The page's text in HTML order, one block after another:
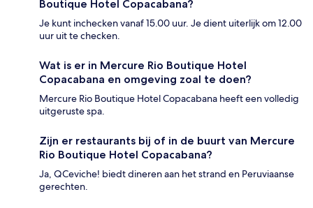
Boutique Hotel Copacabana?
Je kunt inchecken vanaf 15.00 uur. Je dient uiterlijk om 12.00
uur uit te checken.
Wat is er in Mercure Rio Boutique Hotel
Copacabana en omgeving zoal te doen?
Mercure Rio Boutique Hotel Copacabana heeft een volledig
uitgeruste spa.
Zijn er restaurants bij of in de buurt van Mercure
Rio Boutique Hotel Copacabana?
Ja, QCeviche! biedt dineren aan het strand en Peruviaanse
gerechten.